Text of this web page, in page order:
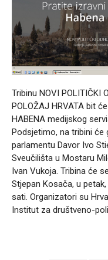
Tribinu NOVI POLITIČKI
POLOŽAJ HRVATA bit
HABENA medijskog
Podsjetimo, na tribini će
parlamentu Davor Ivo
Sveučilišta u Mostaru
Ivan Vukoja. Tribina će
Stjepan Kosača, u
sati. Organizatori su
Institut za društveno-